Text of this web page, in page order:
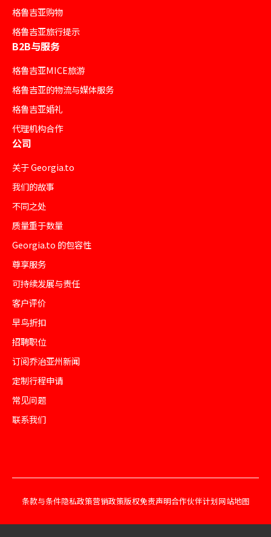
格鲁吉亚购物
格鲁吉亚旅行提示
B2B与服务
格鲁吉亚MICE旅游
格鲁吉亚的物流与媒体服务
格鲁吉亚婚礼
代理机构合作
公司
关于 Georgia.to
我们的故事
不同之处
质量重于数量
Georgia.to 的包容性
尊享服务
可持续发展与责任
客户评价
早鸟折扣
招聘职位
订阅乔治亚州新闻
定制行程申请
常见问题
联系我们
条款与条件隐私政策营销政策版权免责声明合作伙伴计划网站地图